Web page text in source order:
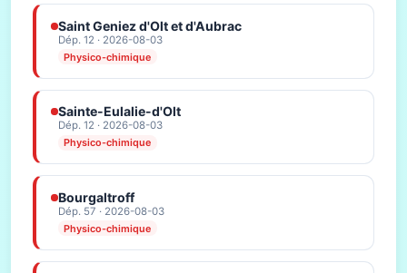
Saint Geniez d'Olt et d'Aubrac
Dép. 12 · 2026-08-03
Physico-chimique
Sainte-Eulalie-d'Olt
Dép. 12 · 2026-08-03
Physico-chimique
Bourgaltroff
Dép. 57 · 2026-08-03
Physico-chimique